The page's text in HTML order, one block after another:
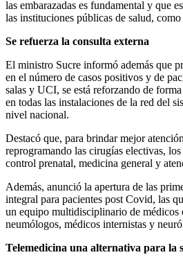
las embarazadas es fundamental y que
las instituciones públicas de salud,
Se refuerza la consulta externa
El ministro Sucre informó además que
en el número de casos positivos y de
salas y UCI, se está reforzando de
en todas las instalaciones de la red del
nivel nacional.
Destacó que, para brindar mejor
reprogramando las cirugías electivas,
control prenatal, medicina general y
Además, anunció la apertura de las
integral para pacientes post Covid, las
un equipo multidisciplinario de médicos
neumólogos, médicos internistas y
Telemedicina una alternativa para la